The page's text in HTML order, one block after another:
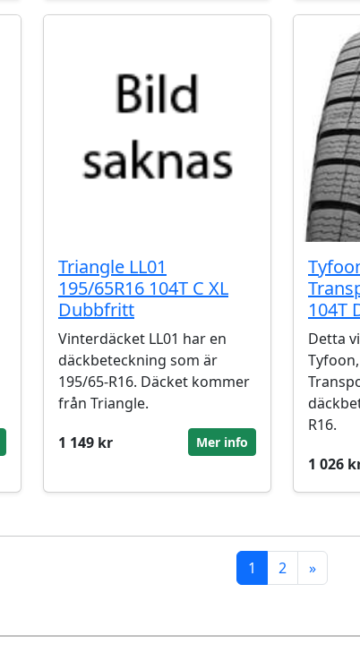
Triangle LL01
195/65R16 104T C XL
Dubbfritt
Vinterdäcket LL01 har en
däckbeteckning som är
195/65-R16. Däcket kommer
från Triangle.
1 149 kr
Mer info
104T
Detta
R16.
1 026
1 2 »